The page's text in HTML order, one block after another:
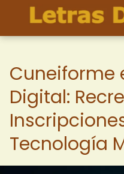
Cuneiforme
Digital:
Tecnología